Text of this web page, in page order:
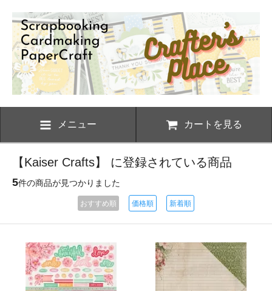
メニュー カートを見る
【Kaiser Crafts】 に登録されている商品
5件の商品が見つかりました
おすすめ順 価格順 新着順